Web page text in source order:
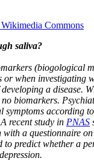
Commons
saliva?
(biogological
or when investigating
a disease.
biomarkers.
symptoms according
recent study in PNAS
a questionnaire on
to predict whether a